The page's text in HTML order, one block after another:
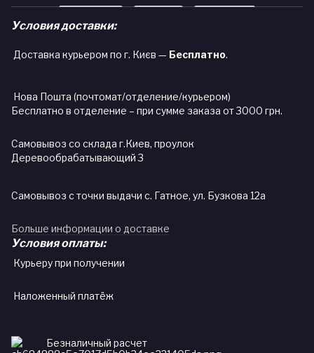
Условия доставки:
Доставка курьером по г. Києв — Бесплатно.
Нова Пошта (почтомат/отделение/курьером)
Бесплатно в отделение – при сумме заказа от 3000 грн.
Самовывоз со склада г.Киев, проулок
Деревообрабатывающий 3
Самовывоз с точки выдачи с. Гатное, ул. Бузкова 12а
Больше информации о доставке
Условия оплаты:
Курьеру при получении
Наложенный платёж
Безналичный расчет